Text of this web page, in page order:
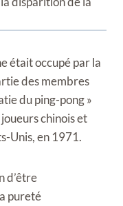
était occupé par la
des membres
du ping-pong »
chinois et
Unis, en 1971.
d’être
pureté